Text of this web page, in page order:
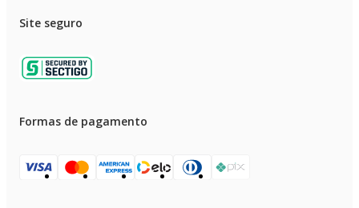
Site seguro
Formas de pagamento